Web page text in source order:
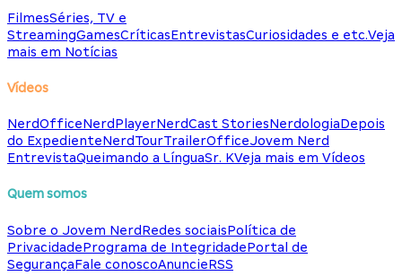
FilmesSéries, TV e
StreamingGamesCríticasEntrevistasCuriosidades e etc.Veja
mais em Notícias
Vídeos
NerdOfficeNerdPlayerNerdCast StoriesNerdologiaDepois
do ExpedienteNerdTourTrailerOfficeJovem Nerd
EntrevistaQueimando a LínguaSr. KVeja mais em Vídeos
Quem somos
Sobre o Jovem NerdRedes sociaisPolítica de
PrivacidadePrograma de IntegridadePortal de
SegurançaFale conoscoAnuncieRSS